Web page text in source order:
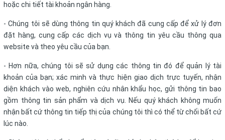
hoặc chi tiết tài khoản ngân hàng.
- Chúng tôi sẽ dùng thông tin quý khách đã cung cấp để xử lý đơn
đặt hàng, cung cấp các dịch vụ và thông tin yêu cầu thông qua
website và theo yêu cầu của bạn.
- Hơn nữa, chúng tôi sẽ sử dụng các thông tin đó để quản lý tài
khoản của bạn; xác minh và thực hiện giao dịch trực tuyến, nhận
diện khách vào web, nghiên cứu nhân khẩu học, gửi thông tin bao
gồm thông tin sản phẩm và dịch vụ. Nếu quý khách không muốn
nhận bất cứ thông tin tiếp thị của chúng tôi thì có thể từ chối bất cứ
lúc nào.